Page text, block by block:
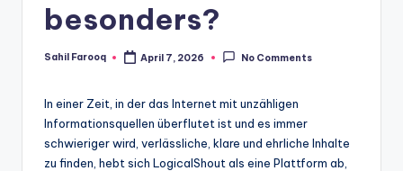
besonders?
Posted
Sahil Farooq April 7, 2026 No Comments
In einer Zeit, in der das Internet mit unzähligen
Informationsquellen überflutet ist und es immer
schwieriger wird, verlässliche, klare und ehrliche Inhalte
zu finden, hebt sich LogicalShout als eine Plattform ab,